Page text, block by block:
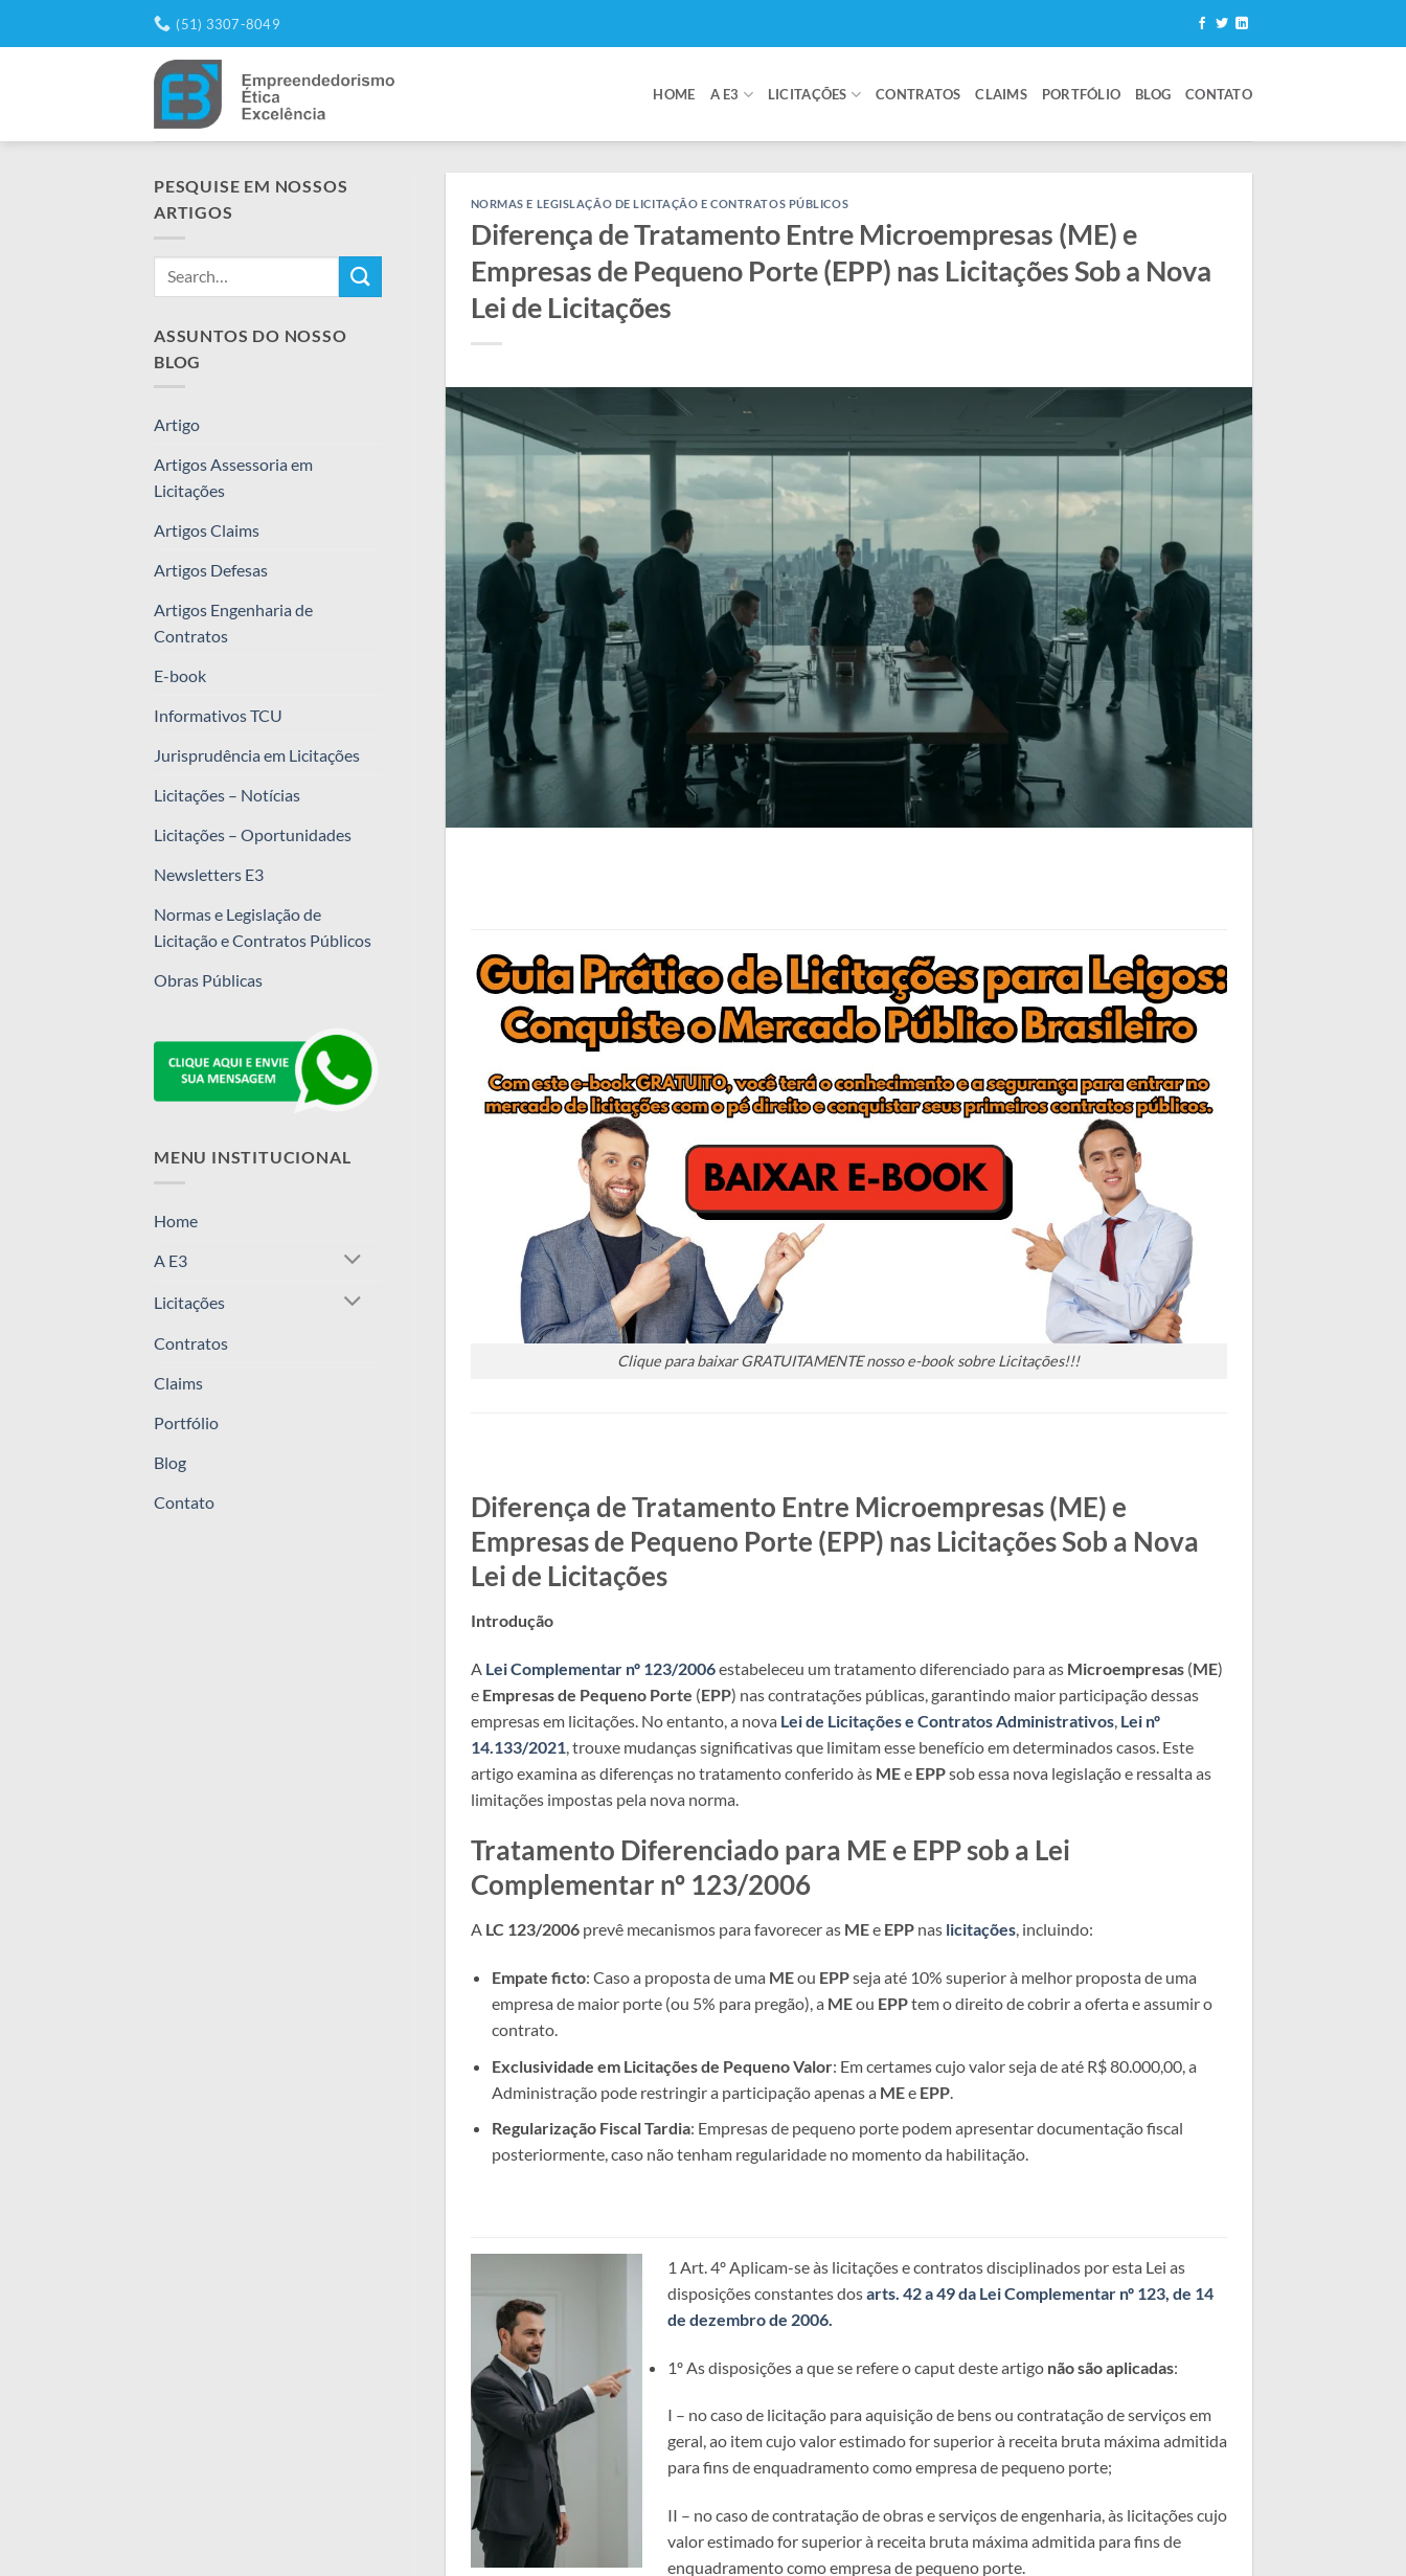
(51) 3307-8049
HOME A E3 LICITAÇÕES CONTRATOS CLAIMS PORTFÓLIO BLOG CONTATO
PESQUISE EM NOSSOS
ARTIGOS
ASSUNTOS DO NOSSO
BLOG
Artigo
Artigos Assessoria em
Licitações
Artigos Claims
Artigos Defesas
Artigos Engenharia de
Contratos
E-book
Informativos TCU
Jurisprudência em Licitações
Licitações – Notícias
Licitações – Oportunidades
Newsletters E3
Normas e Legislação de
Licitação e Contratos Públicos
Obras Públicas
MENU INSTITUCIONAL
Home
A E3
Licitações
Contratos
Claims
Portfólio
Blog
Contato
NORMAS E LEGISLAÇÃO DE LICITAÇÃO E CONTRATOS PÚBLICOS
Diferença de Tratamento Entre Microempresas (ME) e
Empresas de Pequeno Porte (EPP) nas Licitações Sob a Nova
Lei de Licitações
Clique para baixar GRATUITAMENTE nosso e-book sobre Licitações!!!
Diferença de Tratamento Entre Microempresas (ME) e
Empresas de Pequeno Porte (EPP) nas Licitações Sob a Nova
Lei de Licitações
Introdução
A Lei Complementar nº 123/2006estabeleceu um tratamento diferenciado para as Microempresas(ME)
e Empresas de Pequeno Porte (EPP) nas contratações públicas, garantindo maior participação dessas
empresas em licitações. No entanto, a nova Lei de Licitações e Contratos Administrativos, Lei nº
14.133/2021 , trouxe mudanças significativas que limitam esse benefício em determinados casos. Este
artigo examina as diferenças no tratamento conferido às MEe EPPsob essa nova legislação e ressalta as
limitações impostas pela nova norma.
Tratamento Diferenciado para ME e EPP sob a Lei
Complementar nº 123/2006
A LC 123/2006prevê mecanismos para favorecer as MEe EPPnas licitações, incluindo:
Empate ficto: Caso a proposta de uma MEou EPPseja até 10% superior à melhor proposta de uma
empresa de maior porte (ou 5% para pregão), a MEou EPPtem o direito de cobrir a oferta e assumir o
contrato.
Exclusividade em Licitações de Pequeno Valor: Em certames cujo valor seja de até R$ 80.000,00, a
Administração pode restringir a participação apenas a MEe EPP
Regularização Fiscal Tardia: Empresas de pequeno porte podem apresentar documentação fiscal
posteriormente, caso não tenham regularidade no momento da habilitação.
1 Art. 4º Aplicam-se às licitações e contratos disciplinados por esta Lei as
disposições constantes dosarts. 42 a 49 da Lei Complementar nº 123, de 14
de dezembro de 2006.
1º As disposições a que se refere o caput deste artigo não são aplicadas:
I – no caso de licitação para aquisição de bens ou contratação de serviços em
geral, ao item cujo valor estimado for superior à receita bruta máxima admitida
para fins de enquadramento como empresa de pequeno porte;
II – no caso de contratação de obras e serviços de engenharia, às licitações cujo
valor estimado for superior à receita bruta máxima admitida para fins de
enquadramento como empresa de pequeno porte.